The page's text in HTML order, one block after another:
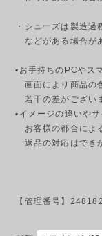
・シューズは製造過
などがある場合が
▪︎お手持ちのPCやス
画面により商品の
若干の差がござい
▪︎イメージの違いやサ
お客様の都合によ
返品の対応はでき
【管理番号】